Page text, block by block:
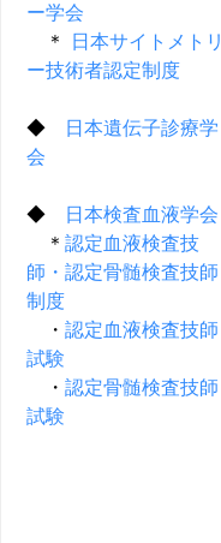
ー学会
＊
日本サイトメトリ
ー技術者認定制度
◆
日本遺伝子診療学
会
◆
日本検査血液学会
＊ 認定血液検査技
師・認定骨髄検査技師
制度
・ 認定血液検査技師
試験
・ 認定骨髄検査技師
試験